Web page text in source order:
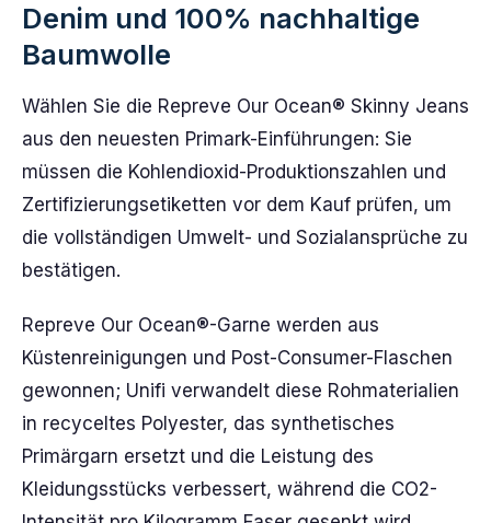
Denim und 100% nachhaltige
Baumwolle
Wählen Sie die Repreve Our Ocean® Skinny Jeans
aus den neuesten Primark-Einführungen: Sie
müssen die Kohlendioxid-Produktionszahlen und
Zertifizierungsetiketten vor dem Kauf prüfen, um
die vollständigen Umwelt- und Sozialansprüche zu
bestätigen.
Repreve Our Ocean®-Garne werden aus
Küstenreinigungen und Post-Consumer-Flaschen
gewonnen; Unifi verwandelt diese Rohmaterialien
in recyceltes Polyester, das synthetisches
Primärgarn ersetzt und die Leistung des
Kleidungsstücks verbessert, während die CO2-